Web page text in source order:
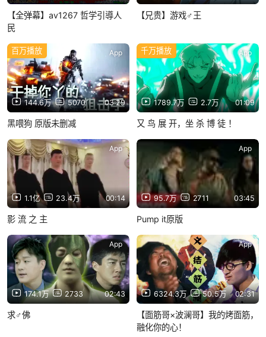
【全弹幕】av1267 哲学引導人
民
【兄贵】游戏♂王
144.6万 5070 03:29
百万播放 App
黑喂狗 原版未删减
1789.7万 2.7万 01:09
千万播放 App
又 鸟 展 开，坐 杀 博 徒 ！
1.1亿 23.4万 00:14
App
影 流 之 主
95.7万 2711 03:45
App
Pump it原版
174.1万 2733 02:43
App
求♂佛
6324.3万 50.5万 02:31
App
【面筋哥×波澜哥】我的烤面筋，
融化你的心！